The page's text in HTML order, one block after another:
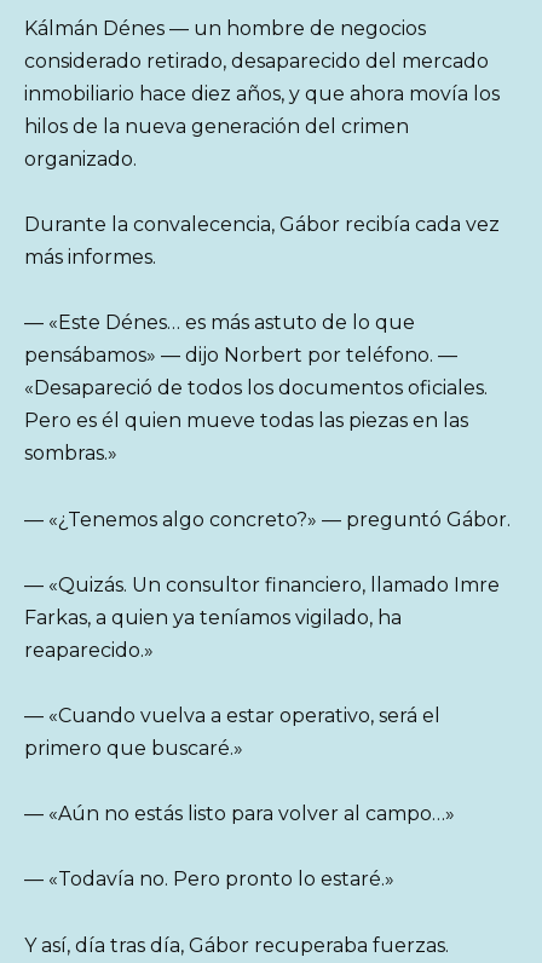
Kálmán Dénes — un hombre de negocios
considerado retirado, desaparecido del mercado
inmobiliario hace diez años, y que ahora movía los
hilos de la nueva generación del crimen
organizado.
Durante la convalecencia, Gábor recibía cada vez
más informes.
— «Este Dénes… es más astuto de lo que
pensábamos» — dijo Norbert por teléfono. —
«Desapareció de todos los documentos oficiales.
Pero es él quien mueve todas las piezas en las
sombras.»
— «¿Tenemos algo concreto?» — preguntó Gábor.
— «Quizás. Un consultor financiero, llamado Imre
Farkas, a quien ya teníamos vigilado, ha
reaparecido.»
— «Cuando vuelva a estar operativo, será el
primero que buscaré.»
— «Aún no estás listo para volver al campo…»
— «Todavía no. Pero pronto lo estaré.»
Y así, día tras día, Gábor recuperaba fuerzas.